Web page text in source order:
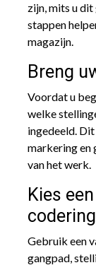
zijn, mits u
stappen
magazijn.
Breng
Voordat u
welke
ingedeeld.
markering en
van het werk.
Kies
Gebruik een
gangpad,